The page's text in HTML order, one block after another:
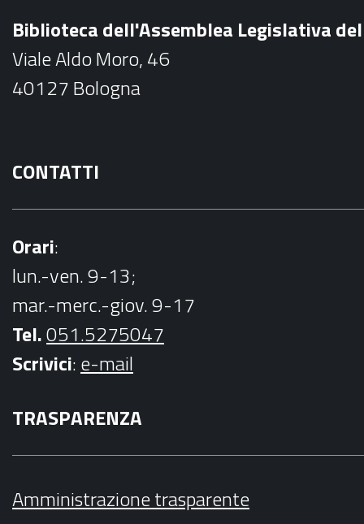
o
k
Biblioteca dell'Assemblea Legislativa
Viale Aldo Moro, 46
40127 Bologna
CONTATTI
Orari:
lun.-ven. 9-13;
mar.-merc.-giov. 9-17
Tel.051.5275047
Scrivici:e-mail
TRASPARENZA
Amministrazione trasparente